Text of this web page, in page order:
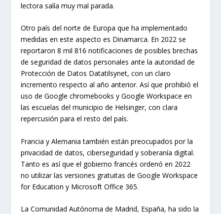
lectora salía muy mal parada.
Otro país del norte de Europa que ha implementado
medidas en este aspecto es Dinamarca. En 2022 se
reportaron 8 mil 816 notificaciones de posibles brechas
de seguridad de datos personales ante la autoridad de
Protección de Datos Datatilsynet, con un claro
incremento respecto al año anterior. Así que prohibió el
uso de Google chromebooks y Google Workspace en
las escuelas del municipio de Helsinger, con clara
repercusión para el resto del país.
Francia y Alemania también están preocupados por la
privacidad de datos, ciberseguridad y soberanía digital.
Tanto es así que el gobierno francés ordenó en 2022
no utilizar las versiones gratuitas de Google Workspace
for Education y Microsoft Office 365.
La Comunidad Autónoma de Madrid, España, ha sido la